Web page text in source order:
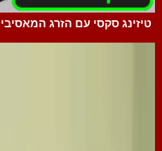
טיזינג סקסי עם הזרג